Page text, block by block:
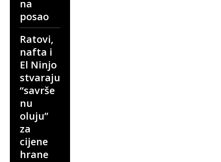
na
posao
Ratovi,
nafta i
El Ninjo
stvaraju
“savrše
nu
oluju”
za
cijene
hrane